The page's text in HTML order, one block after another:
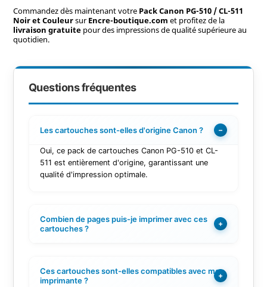
Commandez dès maintenant votre Pack Canon PG-510 / CL-511
Noir et CouleursurEncre-boutique.com et profitez de la
livraison gratuitepour des impressions de qualité supérieure au
quotidien.
Questions fréquentes
Les cartouches sont-elles d'origine Canon ? −
Oui, ce pack de cartouches Canon PG-510 et CL-
511 est entièrement d'origine, garantissant une
qualité d'impression optimale.
Combien de pages puis-je imprimer avec ces
cartouches ?
+
Ces cartouches sont-elles compatibles avec mon
imprimante ?
+